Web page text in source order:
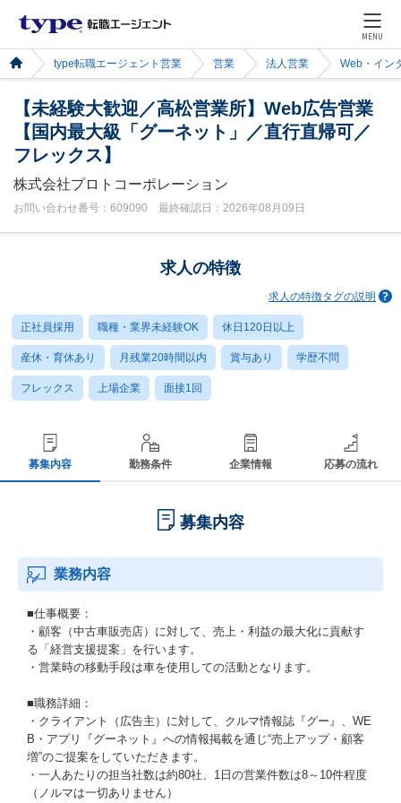
MENU
type転職エージェント営業 営業 法人営業 Web・イン
【未経験大歓迎／高松営業所】Web広告営業
【国内最大級「グーネット」／直行直帰可／
フレックス】
株式会社プロトコーポレーション
お問い合わせ番号：609090 最終確認日：2026年08月09日
求人の特徴
求人の特徴タグの説明
正社員採用 職種・業界未経験OK 休日120日以上
産休・育休あり 月残業20時間以内 賞与あり 学歴不問
フレックス 上場企業 面接1回
募集内容 勤務条件 企業情報 応募の流れ
募集内容
業務内容
■仕事概要：
・顧客（中古車販売店）に対して、売上・利益の最大化に貢献す
る「経営支援提案」を行います。
・営業時の移動手段は車を使用しての活動となります。
■職務詳細：
・クライアント（広告主）に対して、クルマ情報誌『グー』、WE
B・アプリ『グーネット』への情報掲載を通じ“売上アップ・顧客
増”のご提案をしていただきます。
・一人あたりの担当社数は約80社、1日の営業件数は8～10件程度
（ノルマは一切ありません）